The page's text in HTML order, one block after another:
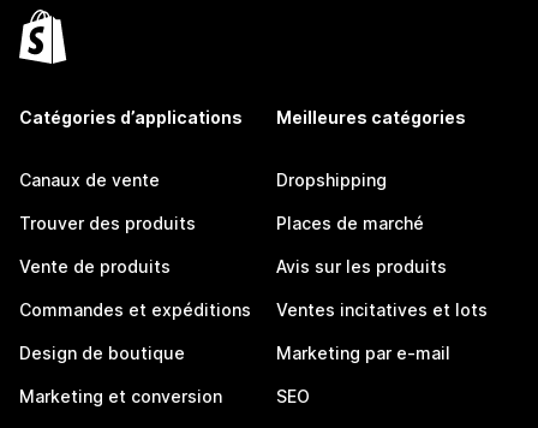
Catégories d’applications
Canaux de vente
Trouver des produits
Vente de produits
Commandes et expéditions
Design de boutique
Marketing et conversion
Meilleures catégories
Dropshipping
Places de marché
Avis sur les produits
Ventes incitatives et lots
Marketing par e-mail
SEO